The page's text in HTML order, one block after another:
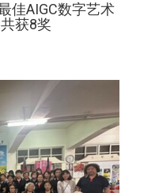
佳AIGC数字艺术
获8奖